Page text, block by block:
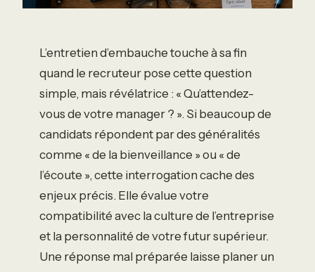
L’entretien d’embauche touche à sa fin
quand le recruteur pose cette question
simple, mais révélatrice : « Qu’attendez-
vous de votre manager ? ». Si beaucoup de
candidats répondent par des généralités
comme « de la bienveillance » ou « de
l’écoute », cette interrogation cache des
enjeux précis. Elle évalue votre
compatibilité avec la culture de l’entreprise
et la personnalité de votre futur supérieur.
Une réponse mal préparée laisse planer un